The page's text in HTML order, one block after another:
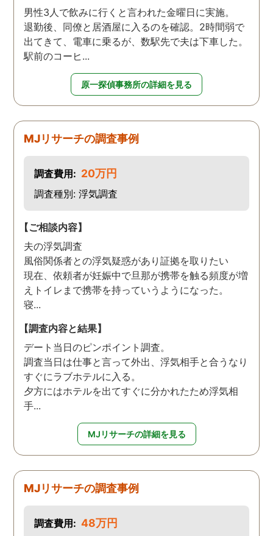
男性3人で飲みに行くと言われた金曜日に実施。
退勤後、同僚と居酒屋に入るのを確認。2時間弱で
出てきて、電車に乗るが、数駅先で夫は下車した。
駅前のコーヒ...
原一探偵事務所の詳細を見る
MJリサーチの調査事例
調査費用: 20万円
調査種別: 浮気調査
【ご相談内容】
夫の浮気調査
風俗関係者との浮気疑惑があり証拠を取りたい
現在、依頼者が妊娠中で旦那が携帯を触る頻度が増
えトイレまで携帯を持っていうようになった。
寝...
【調査内容と結果】
デート当日のピンポイント調査。
調査当日は仕事と言って外出、浮気相手と合うなり
すぐにラブホテルに入る。
夕方にはホテルを出てすぐに分かれたため浮気相
手...
MJリサーチの詳細を見る
MJリサーチの調査事例
調査費用: 48万円